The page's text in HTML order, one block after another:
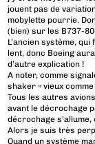
jouent pas de
mobylette pourrie.
(bien) sur les B737-
L’ancien système,
lent, donc Boeing
d’autre explication !
A noter, comme
shaker » vieux
Tous les autres
avant le décrochage
décrochage
Alors je suis très
Quand un système